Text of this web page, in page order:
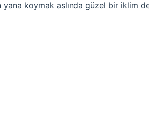
koymak aslında güzel bir iklim